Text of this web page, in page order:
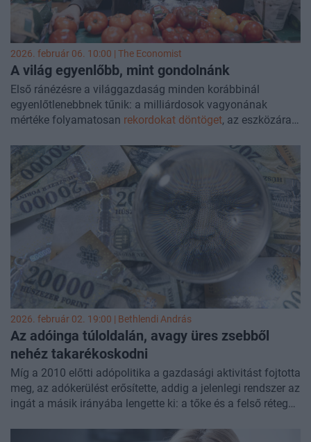
2026. február 06. 10:00 | The Economist
A világ egyenlőbb, mint gondolnánk
Első ránézésre a világgazdaság minden korábbinál
egyenlőtlenebbnek tűnik: a milliárdosok vagyonának
mértéke folyamatosan rekordokat döntöget, az eszközárak
szerint pedigaz élet egyre nehezebb és drágább. A 21.
században a világgazdaság mégis egyre egyenlőbbé vált.
2026. február 02. 19:00 | Bethlendi András
Az adóinga túloldalán, avagy üres zsebből
nehéz takarékoskodni
Míg a 2010 előtti adópolitika a gazdasági aktivitást fojtotta
meg, az adókerülést erősítette, addig a jelenlegi rendszer az
ingát a másik irányába lengette ki: a tőke és a felső rétegek
elvonások mára a társadalmi olló kinyílásához és a belső